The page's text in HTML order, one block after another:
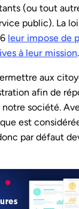
(ou tout
public). La
leur impose de
à leur mission.
aux
afin de
société.
est
par défaut